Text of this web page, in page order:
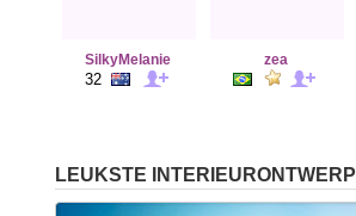
SilkyMelanie
32
zea
LEUKSTE INTERIEURONTWERP